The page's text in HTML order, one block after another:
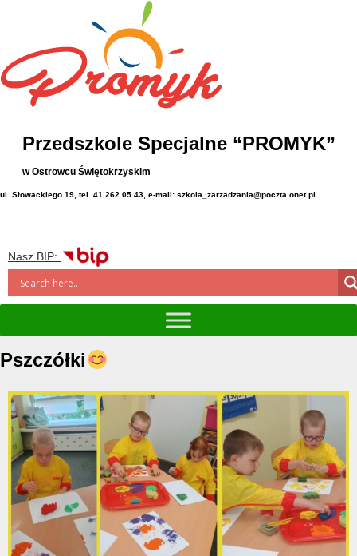
Przedszkole Specjalne “PROMYK”
w Ostrowcu Świętokrzyskim
ul. Słowackiego 19, tel. 41 262 05 43, e-mail: szkola_zarzadzania@poczta.onet.pl
Nasz BIP:
Pszczółki